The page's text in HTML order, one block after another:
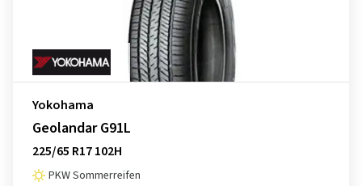
Yokohama
Geolandar G91L
225/65 R17 102H
PKW Sommerreifen